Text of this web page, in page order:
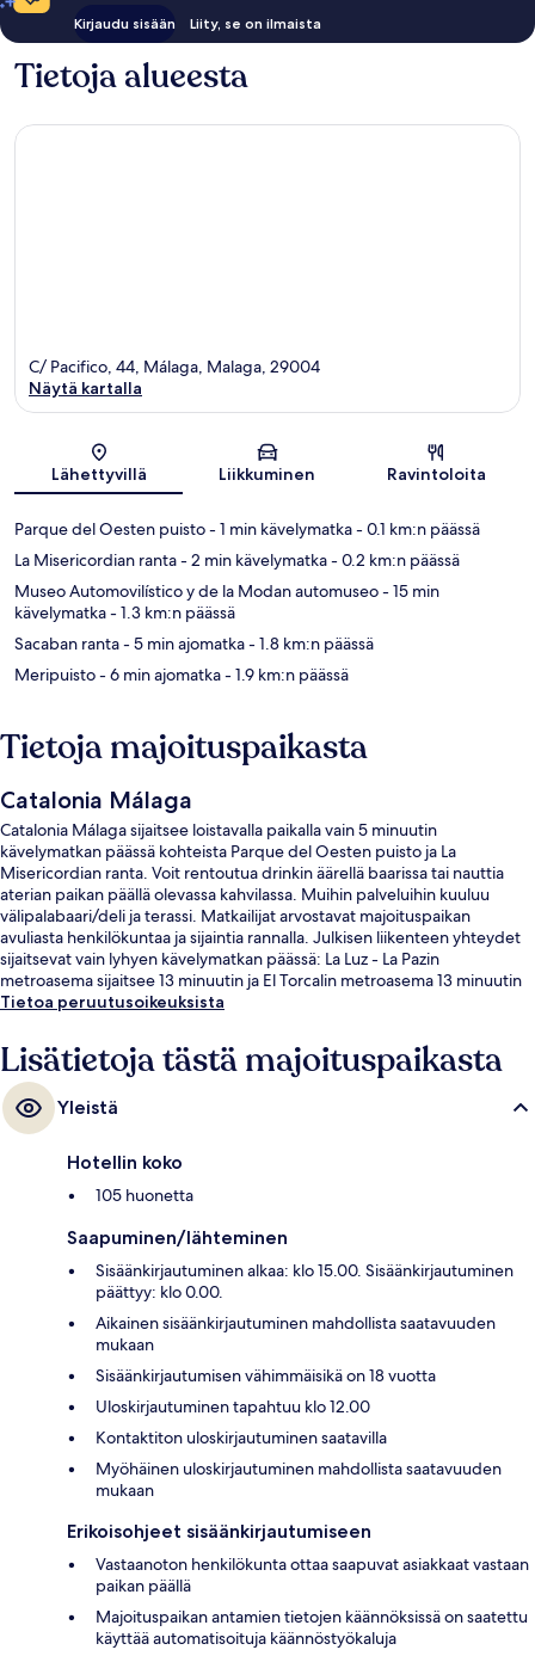
Kirjaudu sisään Liity, se on ilmaista
Tietoja alueesta
Kartta
C/ Pacifico, 44, Málaga, Malaga, 29004
Näytä kartalla
Lähettyvillä Liikkuminen Ravintoloita
Parque del Oesten puisto- 1 min kävelymatka- 0.1 km:n päässä
La Misericordian ranta- 2 min kävelymatka- 0.2 km:n päässä
Museo Automovilístico y de la Modan automuseo- 15 min
kävelymatka- 1.3 km:n päässä
Sacaban ranta- 5 min ajomatka- 1.8 km:n päässä
Meripuisto- 6 min ajomatka- 1.9 km:n päässä
Tietoja majoituspaikasta
Catalonia Málaga
Catalonia Málaga sijaitsee loistavalla paikalla vain 5 minuutin
kävelymatkan päässä kohteista Parque del Oesten puisto ja La
Misericordian ranta. Voit rentoutua drinkin äärellä baarissa tai nauttia
aterian paikan päällä olevassa kahvilassa. Muihin palveluihin kuuluu
välipalabaari/deli ja terassi. Matkailijat arvostavat majoituspaikan
avuliasta henkilökuntaa ja sijaintia rannalla. Julkisen liikenteen yhteydet
sijaitsevat vain lyhyen kävelymatkan päässä: La Luz - La Pazin
metroasema sijaitsee 13 minuutin ja El Torcalin metroasema 13 minuutin
kävelymatkan päässä.
Tietoa peruutusoikeuksista
Lisätietoja tästä majoituspaikasta
Yleistä
Hotellin koko
105 huonetta
Saapuminen/lähteminen
Sisäänkirjautuminen alkaa: klo 15.00. Sisäänkirjautuminen
päättyy: klo 0.00.
Aikainen sisäänkirjautuminen mahdollista saatavuuden
mukaan
Sisäänkirjautumisen vähimmäisikä on 18 vuotta
Uloskirjautuminen tapahtuu klo 12.00
Kontaktiton uloskirjautuminen saatavilla
Myöhäinen uloskirjautuminen mahdollista saatavuuden
mukaan
Erikoisohjeet sisäänkirjautumiseen
Vastaanoton henkilökunta ottaa saapuvat asiakkaat vastaan
paikan päällä
Majoituspaikan antamien tietojen käännöksissä on saatettu
käyttää automatisoituja käännöstyökaluja